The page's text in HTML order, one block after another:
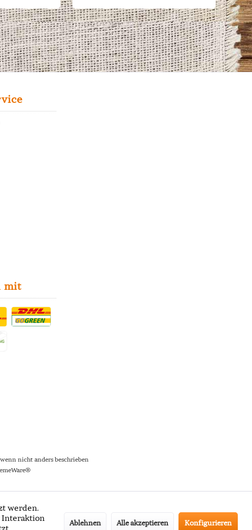
mit
nicht anders beschrieben
werden.
Interaktion
Ablehnen Alle akzeptieren Konfigurieren